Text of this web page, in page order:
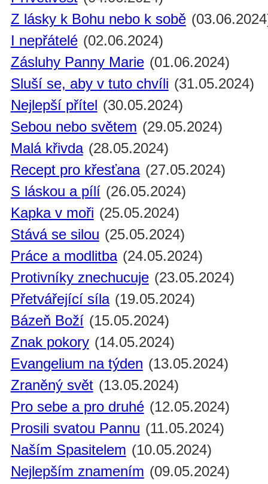
Z lásky k Bohu nebo k sobě
I nepřátelé (02.06.2024)
Zásluhy Panny Marie (01.06.2024)
Sluší se, aby v tuto chvíli (31.05.2024)
Nejlepší přítel (30.05.2024)
Sebou nebo světem (29.05.2024)
Malá křivda (28.05.2024)
Recept pro křesťana (27.05.2024)
S láskou a pílí (26.05.2024)
Kapka v moři (25.05.2024)
Stává se silou (25.05.2024)
Práce a modlitba (24.05.2024)
Protivníky znechucuje (23.05.2024)
Přetvářející síla (19.05.2024)
Bázeň Boží (15.05.2024)
Znak pokory (14.05.2024)
Evangelium na týden (13.05.2024)
Zraněný svět (13.05.2024)
Pro sebe a pro druhé (12.05.2024)
Prosili svatou Pannu (11.05.2024)
Naším Spasitelem (10.05.2024)
Nejlepším znamením (09.05.2024)